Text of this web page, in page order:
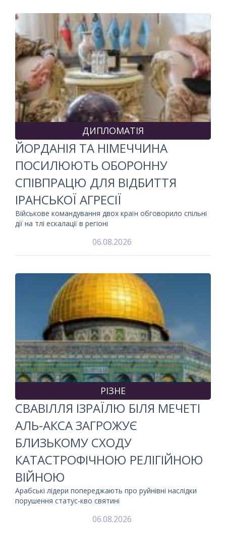
ДИПЛОМАТІЯ
ЙОРДАНІЯ ТА НІМЕЧЧИНА
ПОСИЛЮЮТЬ ОБОРОННУ
СПІВПРАЦЮ ДЛЯ ВІДБИТТЯ
ІРАНСЬКОЇ АГРЕСІЇ
Військове командування двох країн обговорило спільні
дії на тлі ескалації в регіоні
06.08.2026
РІЗНЕ
СВАВІЛЛЯ ІЗРАЇЛЮ БІЛЯ МЕЧЕТІ
АЛЬ-АКСА ЗАГРОЖУЄ
БЛИЗЬКОМУ СХОДУ
КАТАСТРОФІЧНОЮ РЕЛІГІЙНОЮ
ВІЙНОЮ
Арабські лідери попереджають про руйнівні наслідки
порушення статус-кво святині
06.08.2026